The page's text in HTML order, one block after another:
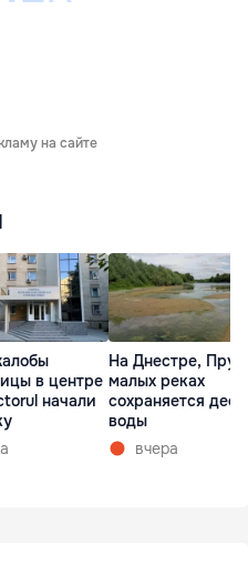
на сайте
в центре
начали
На Днестре,
малых реках
сохраняется
воды
вчера